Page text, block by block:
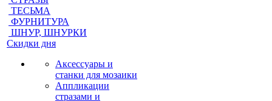
ТЕСЬМА
ФУРНИТУРА
ШНУР, ШНУРКИ
Скидки дня
Аксессуары и
станки для мозаики
Аппликации
стразами и